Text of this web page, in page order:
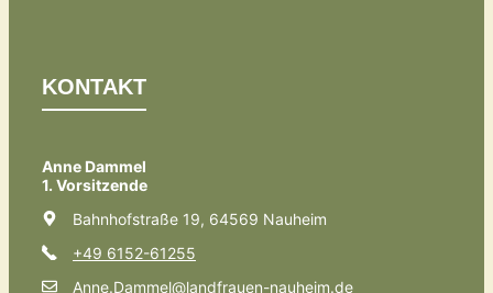
KONTAKT
Anne Dammel
1. Vorsitzende
Bahnhofstraße 19, 64569 Nauheim
+49 6152-61255
Anne.Dammel@landfrauen-nauheim.de